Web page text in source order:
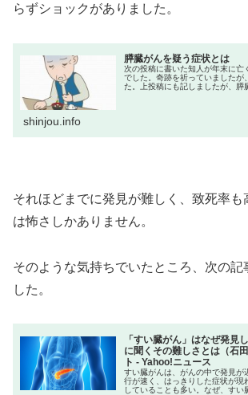
らずショックがありました。
膵臓がんを疑う症状とは
次の投稿に書いた知人が年末に亡
でした。奇跡を祈っていましたが
た。上投稿にも記しましたが、膵
shinjou.info
それほどまでに発見が難しく、致死率も
は怖さしかありません。
そのような気持ちでいたところ、次の記
した。
「すい臓がん」はなぜ発見
に聞くその難しさとは（石
ト - Yahoo!ニュース
すい臓がんは、がんの中で発見が
行が速く、はっきりした症状が現
していることも多い。なぜ、すい